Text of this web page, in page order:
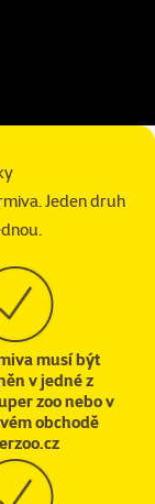
Jeden druh
musí být
v jedné z
zoo nebo v
obchodě